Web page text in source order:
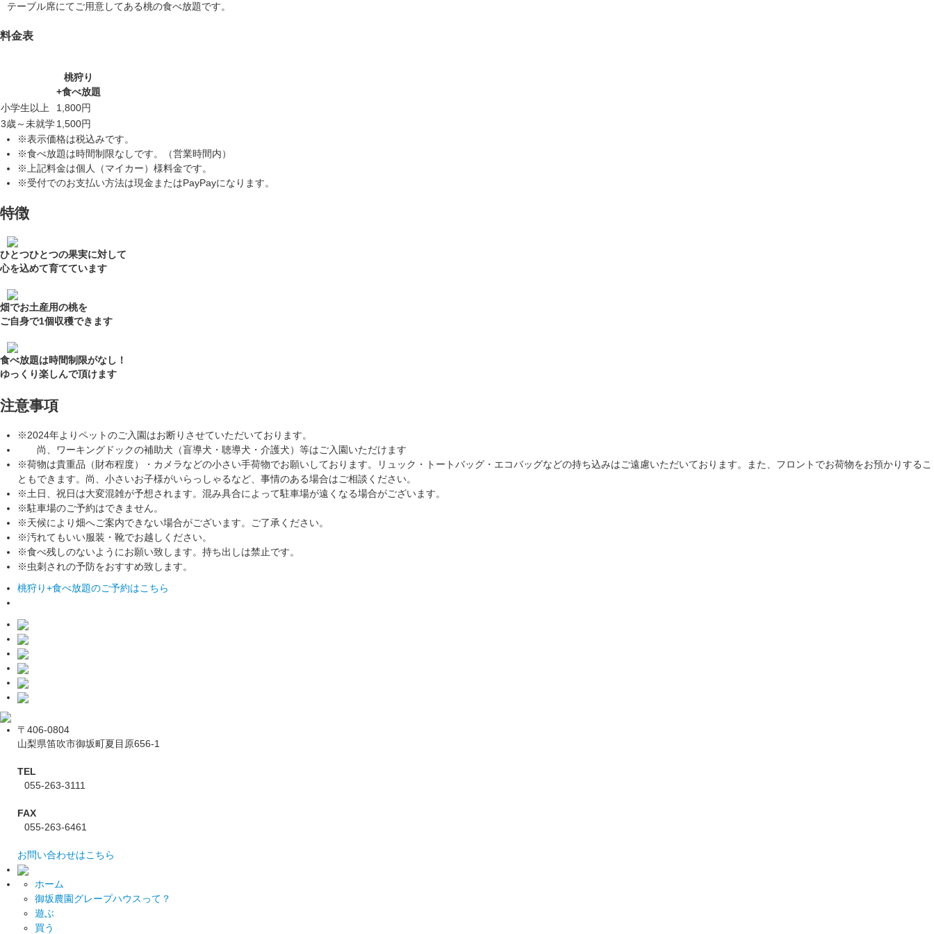
テーブル席にてご用意してある桃の食べ放題です。
料金表
桃狩り
+食べ放題
小学生以上
1,800円
3歳～未就学1,500円
※表示価格は税込みです。
※食べ放題は時間制限なしです。（営業時間内）
※上記料金は個人（マイカー）様料金です。
※受付でのお支払い方法は現金またはPayPayになります。
特徴
ひとつひとつの果実に対して
心を込めて育てています
畑でお土産用の桃を
ご自身で1個収穫できます
食べ放題は時間制限がなし！
ゆっくり楽しんで頂けます
注意事項
※2024年よりペットのご入園はお断りさせていただいております。
尚、ワーキングドックの補助犬（盲導犬・聴導犬・介護犬）等はご入園いただけます
※荷物は貴重品（財布程度）・カメラなどの小さい手荷物でお願いしております。リュック・トートバッグ・エコバッグなどの持ち込みはご遠慮いただいております。また、フロントでお荷物をお預かりするこ
ともできます。尚、小さいお子様がいらっしゃるなど、事情のある場合はご相談ください。
※土日、祝日は大変混雑が予想されます。混み具合によって駐車場が遠くなる場合がございます。
※駐車場のご予約はできません。
※天候により畑へご案内できない場合がございます。ご了承ください。
※汚れてもいい服装・靴でお越しください。
※食べ残しのないようにお願い致します。持ち出しは禁止です。
※虫刺されの予防をおすすめ致します。
桃狩り+食べ放題のご予約はこちら
〒406-0804
山梨県笛吹市御坂町夏目原656-1
TEL
055-263-3111
FAX
055-263-6461
お問い合わせはこちら
ホーム
御坂農園グレープハウスって？
遊ぶ
買う